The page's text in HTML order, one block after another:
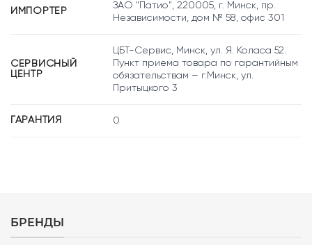
ИМПОРТЕР
ЗАО "Патио", 220005, г. Минск, пр.
Независимости, дом № 58, офис 301
СЕРВИСНЫЙ
ЦЕНТР
ЦБТ-Сервис, Минск, ул. Я. Коласа 52.
Пункт приема товара по гарантийным
обязательствам – г.Минск, ул.
Притыцкого 3
ГАРАНТИЯ 0
БРЕНДЫ